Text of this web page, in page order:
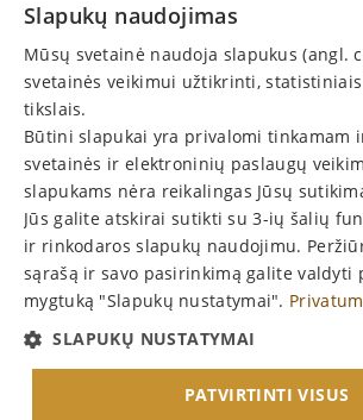
Pirkimo - pardavimo taisyklės
Privatumo politika
Elektroninis vartotojų ginčų sprendimas
Vartotojų teisių apsauga
Grąžinimas
Skelbimai
© 2026 UGINTĖ, MB. Visos teisės
P
r
e
n
u
m
e
r
u
o
k
N
a
u
j
i
e
n
a
s
!
Slapukų naudojimas
Mūsų svetainė naudoja slapukus (angl.
svetainės veikimui užtikrinti,
tikslais.
Būtini slapukai yra privalomi tinkamam
svetainės ir elektroninių paslaugų
slapukams nėra reikalingas Jūsų
Jūs galite atskirai sutikti su 3-ių šalių
ir rinkodaros slapukų naudojimu.
sąrašą ir savo pasirinkimą galite valdyti
mygtuką "Slapukų nustatymai".
SLAPUKŲ NUSTATYMAI
PATVIRTINTI VISUS